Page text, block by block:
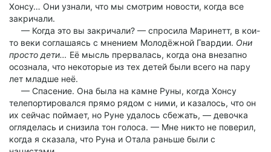
Хонсу… Они узнали, что мы смотрим новости, когда все
закричали.
— Когда это вы закричали? — спросила Маринетт, в кои-
то веки соглашаясь с мнением Молодёжной Гвардии. Они
просто дети… Её мысль прервалась, когда она внезапно
осознала, что некоторые из тех детей были всего на пару
лет младше неё.
— Спасение. Она была на камне Руны, когда Хонсу
телепортировался прямо рядом с ними, и казалось, что он
их сейчас поймает, но Руне удалось сбежать, — девочка
огляделась и снизила тон голоса. — Мне никто не поверил,
когда я сказала, что Руна и Отала раньше были с